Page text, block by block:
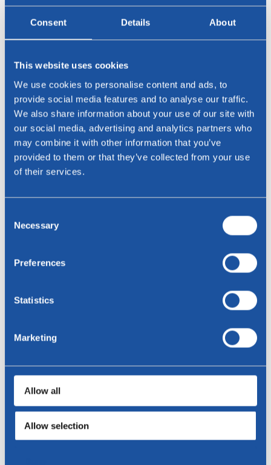
Consent Details About
This website uses cookies
We use cookies to personalise content and ads, to
provide social media features and to analyse our traffic.
We also share information about your use of our site with
our social media, advertising and analytics partners who
may combine it with other information that you’ve
provided to them or that they’ve collected from your use
of their services.
Selection
Necessary
Preferences
Statistics
Marketing
Allow all
Allow selection
Name *
E-Mail-Addresse *
Telefon
Telefon
Residenz
Spezifikationen